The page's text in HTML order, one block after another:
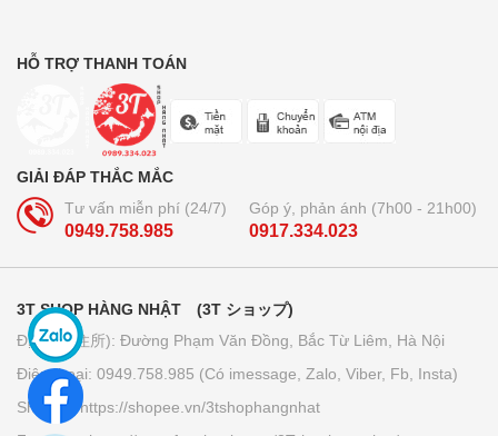
HỖ TRỢ THANH TOÁN
GIẢI ĐÁP THẮC MẮC
Tư vấn miễn phí (24/7)
0949.758.985
Góp ý, phản ánh (7h00 - 21h00)
0917.334.023
3T SHOP HÀNG NHẬT (3T ショップ)
Địa chỉ (住所): Đường Phạm Văn Đồng, Bắc Từ Liêm, Hà Nội
Điện thoại: 0949.758.985 (Có imessage, Zalo, Viber, Fb, Insta)
Shopee: https://shopee.vn/3tshophangnhat